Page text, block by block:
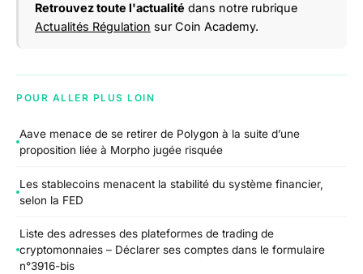
Retrouvez toute l'actualité dans notre rubrique
Actualités Régulation sur Coin Academy.
POUR ALLER PLUS LOIN
Aave menace de se retirer de Polygon à la suite d’une
proposition liée à Morpho jugée risquée
Les stablecoins menacent la stabilité du système financier,
selon la FED
Liste des adresses des plateformes de trading de
cryptomonnaies – Déclarer ses comptes dans le formulaire
n°3916-bis